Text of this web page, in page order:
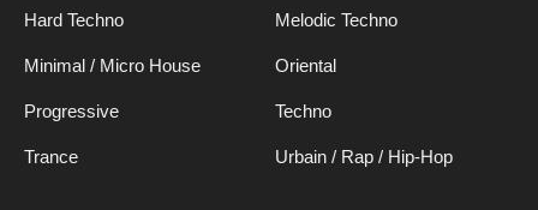
Hard Techno Melodic Techno
Minimal / Micro House Oriental
Progressive Techno
Trance Urbain / Rap / Hip-Hop